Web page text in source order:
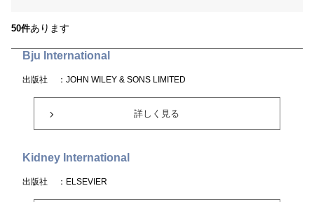
50件あります
Bju International
出版社 ：JOHN WILEY & SONS LIMITED
詳しく見る
Kidney International
出版社 ：ELSEVIER